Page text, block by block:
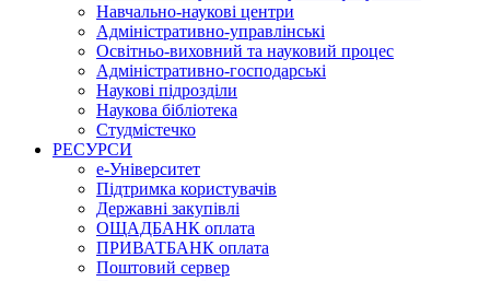
Навчально-наукові центри
Адміністративно-управлінські
Освітньо-виховний та науковий процес
Адміністративно-господарські
Наукові підрозділи
Наукова бібліотека
Студмістечко
РЕСУРСИ
е-Університет
Підтримка користувачів
Державні закупівлі
ОЩАДБАНК оплата
ПРИВАТБАНК оплата
Поштовий сервер